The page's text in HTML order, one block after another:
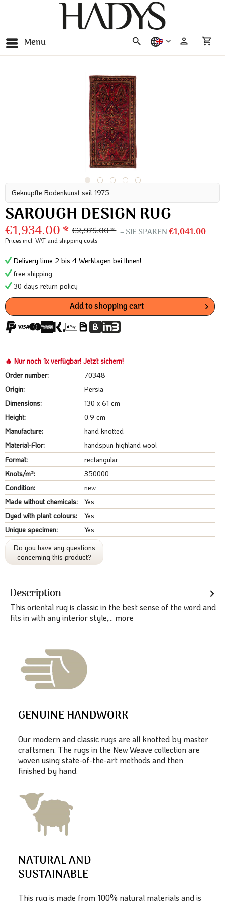
Menu english
Geknüpfte Bodenkunst seit 1975
SAROUGH DESIGN RUG
€1,934.00 * €2,975.00 * – SIE SPAREN€1,041.00
Prices incl. VAT and shipping costs
Delivery time 2 bis 4 Werktagen bei Ihnen!
free shipping
30 days return policy
Add toshopping cart
🔥 Nur noch 1x verfügbar! Jetzt sichern!
Order number:
70348
Origin:
Persia
Dimensions:
130 x 61 cm
Height:
0.9 cm
Manufacture:
hand knotted
Material-Flor:
handspun highland wool
Format:
rectangular
Knots/m²:
350000
Condition:
new
Made without chemicals:
Yes
Dyed with plant colours:
Yes
Unique specimen:
Yes
Do you have any questions
concerning this product?
Description
This oriental rug is classic in the best sense of the word and
fits in with any interior style,... more
GENUINE HANDWORK
Our modern and classic rugs are all knotted by master
craftsmen. The rugs in the New Weave collection are
woven using state-of-the-art methods and then
finished by hand.
NATURAL AND
SUSTAINABLE
This rug is made from 100% natural materials and is